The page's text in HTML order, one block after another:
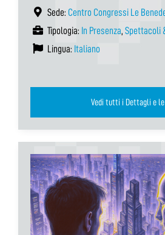
Sede: Centro Congressi Le
Tipologia: In Presenza, Spettacoli
Lingua: Italiano